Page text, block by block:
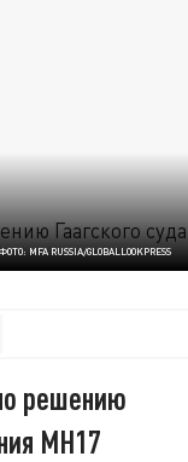
ФОТО: MFA RUSSIA/GLOBALLOOKPRESS
решению
MH17